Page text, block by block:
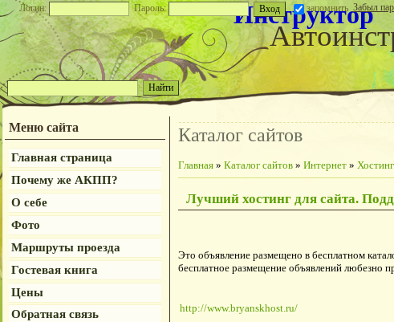
Логин: Пароль: запомнить Забыл
Инструктор
Меню сайта
Главная страница
Почему же АКПП?
О себе
Фото
Маршруты проезда
Гостевая книга
Цены
Обратная связь
Каталог сайтов
Главная» Каталог сайтов» Интернет» Хостинг
Лучший хостинг для сайта.
Это объявление размещено в бесплатном
бесплатное размещение объявлений любезно
http://www.bryanskhost.ru/